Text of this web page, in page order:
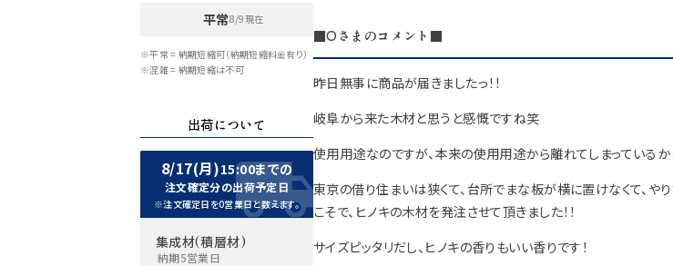
■Oさまのコメント■
昨日無事に商品が届きましたっ！！
岐阜から来た木材と思うと感慨ですね笑
使用用途なのですが、本来の使用用途から離れてしまっているか
東京の借り住まいは狭くて、台所でまな板が横に置けなくて、やりず
こそで、ヒノキの木材を発注させて頂きました！！
サイズピッタリだし、ヒノキの香りもいい香りです！
平常8/9現在
※平常 = 納期短縮可（納期短縮料金有り）
※混雑 = 納期短縮は不可
出荷について
8/17(月)15:00までの
注文確定分の出荷予定日
※注文確定日を0営業日と数えます。
集成材(積層材)
納期5営業日